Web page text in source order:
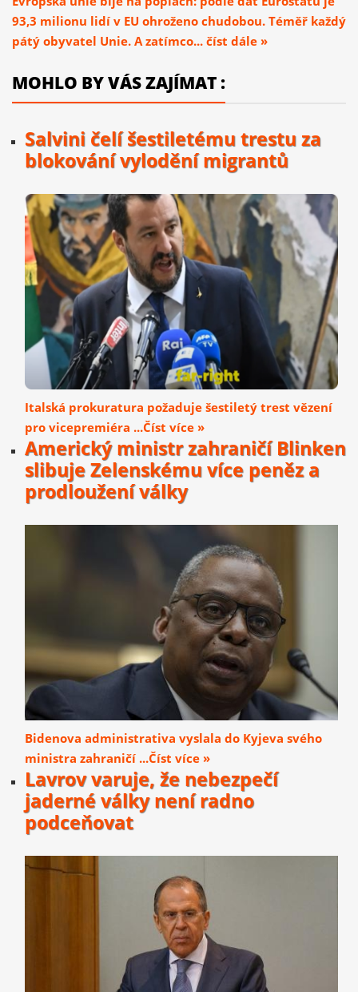
93,3 milionu lidí v EU ohroženo chudobou. Téměř každý
pátý obyvatel Unie. A zatímco... číst dále »
MOHLO BY VÁS ZAJÍMAT :
Salvini čelí šestiletému trestu za
blokování vylodění migrantů
Italská prokuratura požaduje šestiletý trest vězení
pro vicepremiéra ...Číst více »
Americký ministr zahraničí Blinken
slibuje Zelenskému více peněz a
prodloužení války
Bidenova administrativa vyslala do Kyjeva svého
ministra zahraničí ...Číst více »
Lavrov varuje, že nebezpečí
jaderné války není radno
podceňovat